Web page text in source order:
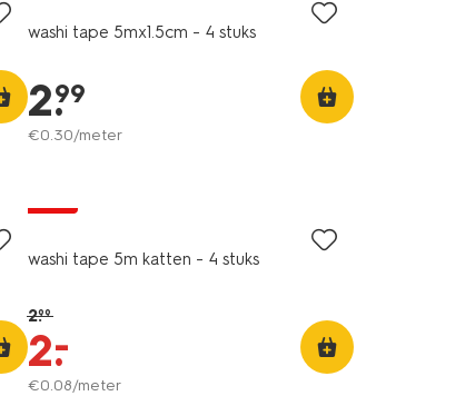
washi tape 5mx1.5cm - 4 stuks
2.
99
€0.30/meter
washi tape 5m katten - 4 stuks
2.99
2.
–
€0.08/meter